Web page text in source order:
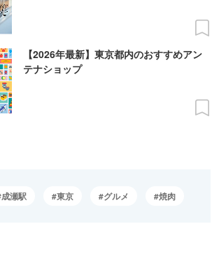
【2026年最新】東京都内のおすすめアン
テナショップ
成瀬駅 東京 グルメ 焼肉